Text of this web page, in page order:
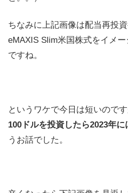
ちなみに上記画像は配当再投
eMAXIS Slim米国株式をイメ
ですね。
というワケで今日は短いのです
100ドルを投資したら2023年
うお話でした。